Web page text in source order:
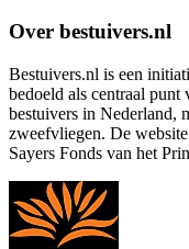
Over bestuivers.nl
Bestuivers.nl is een
bedoeld als centraal
bestuivers in Nederland,
zweefvliegen. De
Sayers Fonds van het